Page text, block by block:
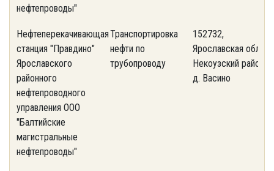
нефтепроводы"
Нефтеперекачивающая
станция "Правдино"
Ярославского
районного
нефтепроводного
управления ООО
"Балтийские
магистральные
нефтепроводы"
Транспортировка
нефти по
трубопроводу
152732,
Ярославская обл.,
Некоузский район,
д. Васино